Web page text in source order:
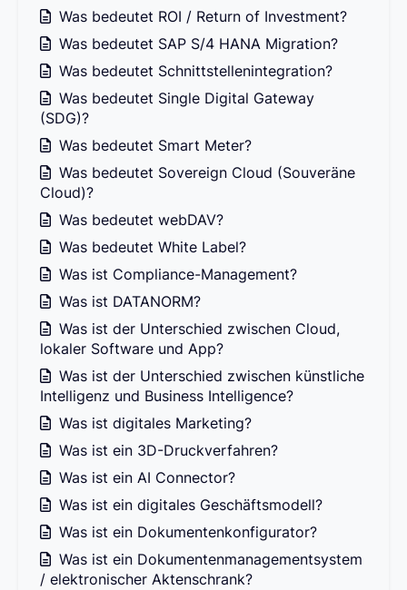
Was bedeutet ROI / Return of Investment?
Was bedeutet SAP S/4 HANA Migration?
Was bedeutet Schnittstellenintegration?
Was bedeutet Single Digital Gateway
(SDG)?
Was bedeutet Smart Meter?
Was bedeutet Sovereign Cloud (Souveräne
Cloud)?
Was bedeutet webDAV?
Was bedeutet White Label?
Was ist Compliance-Management?
Was ist DATANORM?
Was ist der Unterschied zwischen Cloud,
lokaler Software und App?
Was ist der Unterschied zwischen künstliche
Intelligenz und Business Intelligence?
Was ist digitales Marketing?
Was ist ein 3D-Druckverfahren?
Was ist ein AI Connector?
Was ist ein digitales Geschäftsmodell?
Was ist ein Dokumentenkonfigurator?
Was ist ein Dokumentenmanagementsystem
/ elektronischer Aktenschrank?